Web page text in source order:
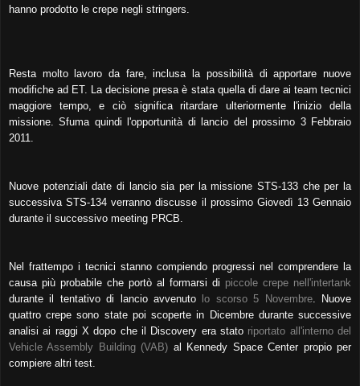
hanno prodotto le crepe negli stringers.
Resta molto lavoro da fare, inclusa la possibilità di apportare nuove
modifiche ad ET. La decisione presa è stata quella di dare ai team tecnici
maggiore tempo, e ciò significa ritardare ulteriormente l'inizio della
missione. Sfuma quindi l'opportunità di lancio del prossimo 3 Febbraio
2011.
Nuove potenziali date di lancio sia per la missione STS-133 che per la
successiva STS-134 verranno discusse il prossimo Giovedì 13 Gennaio
durante il successivo meeting PRCB.
Nel frattempo i tecnici stanno compiendo progressi nel comprendere la
causa più probabile che portò al formarsi di piccole crepe nell'intertank
durante il tentativo di lancio avvenuto
lo scorso 5 Novembre. Nuove
quattro crepe sono state poi scoperte in Dicembre durante successive
analisi ai raggi X dopo che il Discovery era stato riportato all'interno del
Vehicle Assembly Building (VAB) al Kennedy Space Center propio per
compiere altri test.